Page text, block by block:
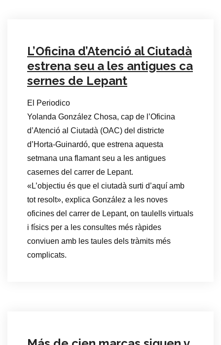
L’Oficina d’Atenció al Ciutadà
estrena seu a les antigues ca
sernes de Lepant
El Periodico
Yolanda González Chosa, cap de l’Oficina
d’Atenció al Ciutadà (OAC) del districte
d’Horta-Guinardó, que estrena aquesta
setmana una flamant seu a les antigues
casernes del carrer de Lepant.
«L’objectiu és que el ciutadà surti d’aquí amb
tot resolt», explica González a les noves
oficines del carrer de Lepant, on taulells virtuals
i físics per a les consultes més ràpides
conviuen amb les taules dels tràmits més
complicats.